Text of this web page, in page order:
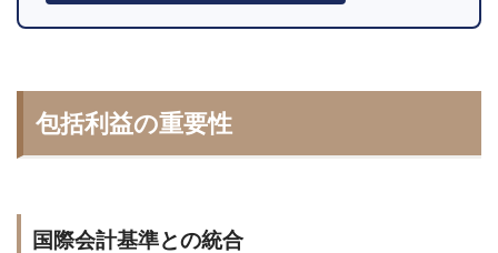
包括利益の重要性
国際会計基準との統合